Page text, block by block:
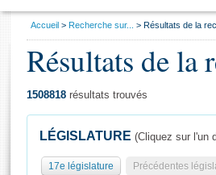
Général
Vous
Accueil Recherche sur... Résultats de la
Résultats de la
1508818 résultats trouvés
LÉGISLATURE (Cliquez sur l'un
17e législature Précédentes